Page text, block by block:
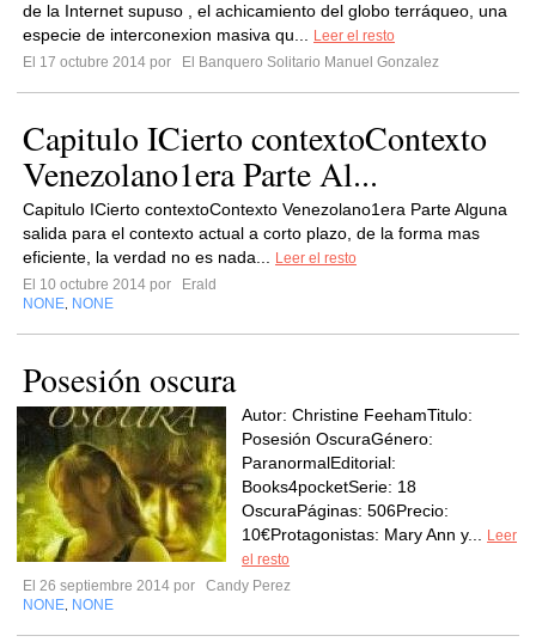
de la Internet supuso , el achicamiento del globo terráqueo, una
especie de interconexion masiva qu...
Leer el resto
El 17 octubre 2014 por
El Banquero Solitario Manuel Gonzalez
Capitulo ICierto contextoContexto
Venezolano1era Parte Al...
Capitulo ICierto contextoContexto Venezolano1era Parte Alguna
salida para el contexto actual a corto plazo, de la forma mas
eficiente, la verdad no es nada...
Leer el resto
El 10 octubre 2014 por
Erald
NONE NONE
Posesión oscura
Autor: Christine FeehamTitulo:
Posesión OscuraGénero:
ParanormalEditorial:
Books4pocketSerie: 18
OscuraPáginas: 506Precio:
10€Protagonistas: Mary Ann y...
Leer
el resto
El 26 septiembre 2014 por
Candy Perez
NONE NONE